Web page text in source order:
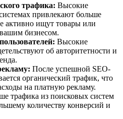
трафика: Высокие
привлекают больше
активно ищут товары или
бизнесом.
Высокие
об авторитетности и
После успешной SEO-
органический трафик, что
на платную рекламу.
трафика из поисковых систем
количеству конверсий и